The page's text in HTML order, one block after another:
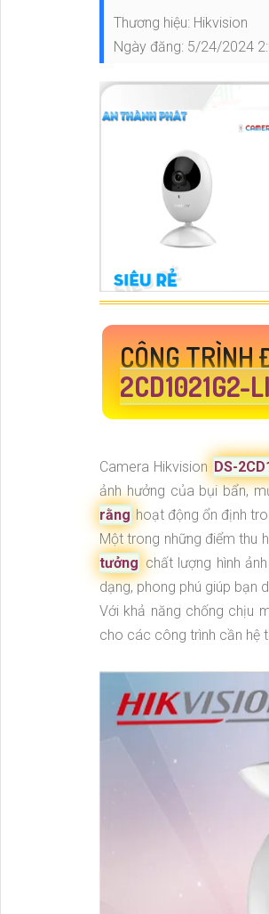
Thương hiệu: Hikvision
Ngày đăng: 5/24/2024
CÔNG TRÌNH
2CD1021G2-
Camera Hikvision DS-
ảnh hưởng của bụi bẩn,
rằng hoạt động ổn định
Một trong những điểm thu
tưởng chất lượng hình
dạng, phong phú giúp bạn
Với khả năng chống chịu
cho các công trình cần hệ